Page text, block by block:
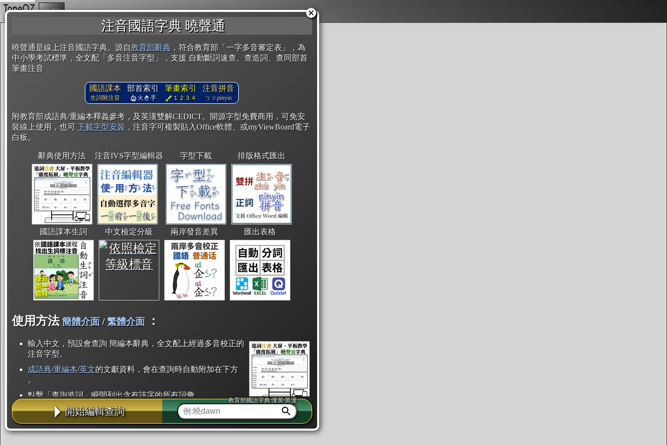
注音國語字典 曉聲通
曉聲通是線上注音國語字典。源自教育部辭典 ，符合教育部「一字多音審定表」，為
中小學考試標準，全文配「多音注音字型」，支援 自動斷詞速查、查造詞、查同部首
筆畫注音
國語課本
生詞附注音
部首索引
火 手
筆畫索引
１２３４
注音拼音
ㄅㄆpinyin
附教育部成語典/重編本釋義參考，及英漢雙解CEDICT。開源字型免費商用，可免安
裝線上使用，也可 下載字型安裝 ，注音字可複製貼入Office軟體、或myViewBoard電子
白板。
辭典使用方法 注音IVS字型編輯器 字型下載 排版格式匯出
國語課本生詞 中文檢定分級 兩岸發音差異 匯出表格
使用方法 簡體介面/繁體介面 ：
輸入中文，預設會查詢 簡編本辭典，全文配上經過多音校正的
注音字型。
成語典/重編本/英文的文獻資料，會在查詢時自動附加在下方
。
點擊「查詢造詞」瞬間列出含有該字的所有詞彙。
點「部首」瞬間列出所有「同部首字」。也支援查詢「同注音」或「同筆畫」。
辭典解釋的全文都經過自動斷詞，點擊便可瞬間「連續查詢」此字詞的解釋，不
用手動重複輸入。
開始編輯查詢
教育部國語字典·漢英·英漢
複製